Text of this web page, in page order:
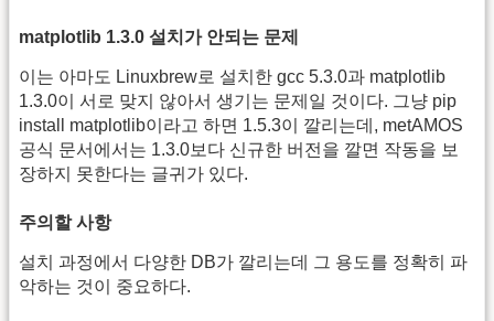
matplotlib 1.3.0 설치가 안되는 문제
이는 아마도 Linuxbrew로 설치한 gcc 5.3.0과 matplotlib
1.3.0이 서로 맞지 않아서 생기는 문제일 것이다. 그냥 pip
install matplotlib이라고 하면 1.5.3이 깔리는데, metAMOS
공식 문서에서는 1.3.0보다 신규한 버전을 깔면 작동을 보
장하지 못한다는 글귀가 있다.
주의할 사항
설치 과정에서 다양한 DB가 깔리는데 그 용도를 정확히 파
악하는 것이 중요하다.